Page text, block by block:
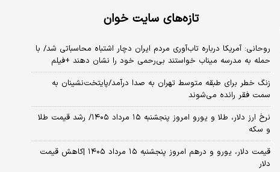
تازه‌های سایت خوان
روحانی: آمریکا درباره تاب‌آوری مردم ایران دچار اشتباه محاسباتی شد/ با
حمله به مدرسه میناب خواستند بی‌رحمی خود را نشان دهند +فیلم
زنگ خطر برای طبقه متوسط تهران به صدا درآمد/پایتخت‌نشینان به
سمت فقر رانده می‌شوند
نرخ ارز دلار، طلا و یورو امروز پنجشنبه ۱۵ مرداد ۱۴۰۵/ رشد قیمت طلا
و سکه
قیمت دلار، یورو و درهم امروز پنجشنبه ۱۵ مرداد ۱۴۰۵ |کاهش قیمت
دلار